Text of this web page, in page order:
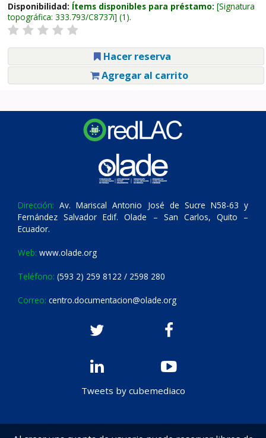
Disponibilidad: Ítems disponibles para préstamo: Signatura
topográfica: 333.793/C8737i (1).
Hacer reserva
Agregar al carrito
Dirección: Av. Mariscal Antonio José de Sucre N58-63 y
Fernández Salvador Edif. Olade – San Carlos, Quito –
Ecuador.
Web: www.olade.org
Teléfono: (593 2) 259 8122 / 2598 280
Correo: centro.documentacion@olade.org
Tweets by cubemediaco